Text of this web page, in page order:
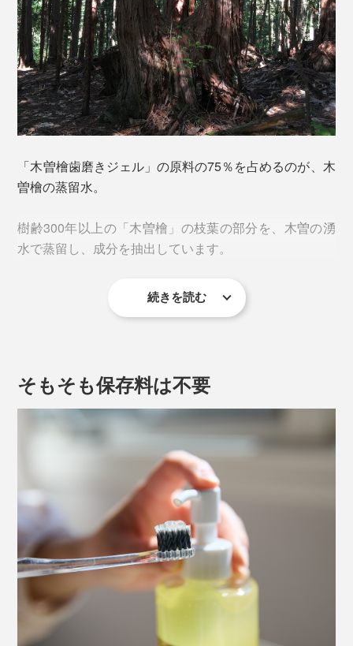
「木曽檜歯磨きジェル」の原料の75％を占めるのが、木
曽檜の蒸留水。
樹齢300年以上の「木曽檜」の枝葉の部分を、木曽の湧
水で蒸留し、成分を抽出しています。
木曽檜は耐久性に優れた建築材として、伊勢神宮や大阪
もっと他のものにも応用できるはずと考えたとあるメー
カーの社長。ある日、檜の蒸留水で口をすすぐとさっぱ
りすることに気づき、実際の抗菌データ公的機関で取る
結果、歯周病菌の代表格であるジンジバリス菌を5分以
内に99.9％除菌、ミュータンス菌（虫歯菌）を60分以内
に99.9％除菌、口内炎の原因菌であるカンジダ菌を24時
間以内に99.9％除菌することが実証されました。
（※）「木曽檜歯磨きジェル」のエビデンスは こちら
また、経口毒性試験（誤飲しても身体に害が無いことの
続きを読む
そもそも保存料は不要